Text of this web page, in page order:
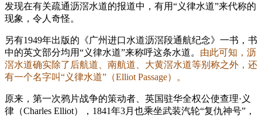
发现在有关疏通沥滘水道的报道中，有用“义律水道”来代称的
现象，令人奇怪。
另有1949年出版的《广州进口水道沥滘段通航纪念》一书，书
中的英文部分均用“义律水道”来称呼这条水道。 由此可知，沥
滘水道确实除了后航道、南航道、大黄滘水道等别称之外，还
有一个名字叫“义律水道”（Elliot Passage）。
原来，第一次鸦片战争的策动者、英国驻华全权公使查理·义
律（Charles Elliot），1841年3月也乘坐武装汽轮“复仇神号”，